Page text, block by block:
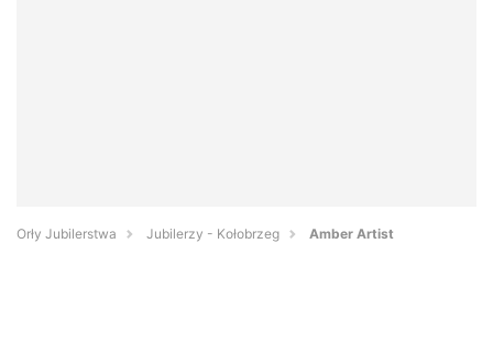
Orły Jubilerstwa Jubilerzy - Kołobrzeg Amber Artist